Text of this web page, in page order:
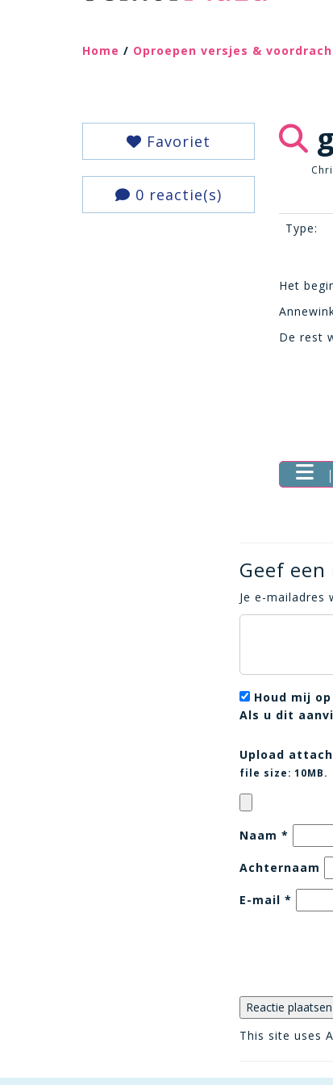
Home / Oproepen versjes &
Favoriet
0 reactie(s)
Type:
Het
De rest
Geef
Je e-mailadres
Houd mij
Als u dit
Upload
file size: 10MB.
Naam *
Achternaam
E-mail *
This site uses